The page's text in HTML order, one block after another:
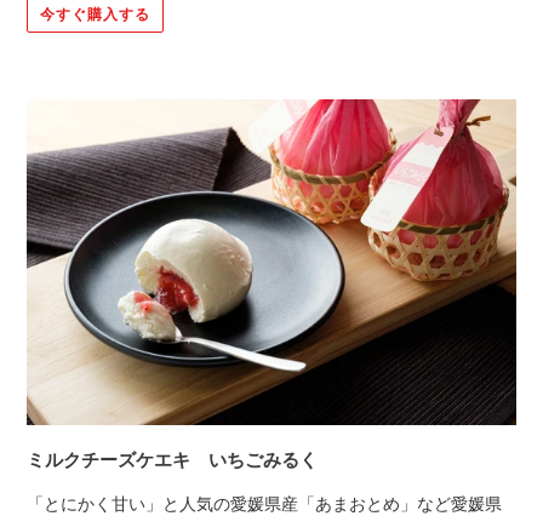
今すぐ購入する
ミルクチーズケエキ いちごみるく
「とにかく甘い」と人気の愛媛県産「あまおとめ」など愛媛県